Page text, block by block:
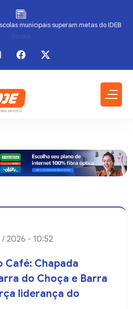
municipais superam metas do IDEB
/ 2026 - 10:52
Café: Chapada
do Choça e Barra
liderança do